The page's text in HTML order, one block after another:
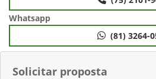
Solicitar proposta
Whatsapp
(81) 3264-